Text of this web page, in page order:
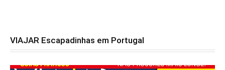
VIAJAR Escapadinhas em Portugal